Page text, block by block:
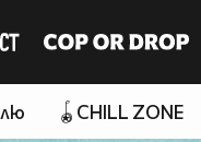
🪀CHILL ZONE